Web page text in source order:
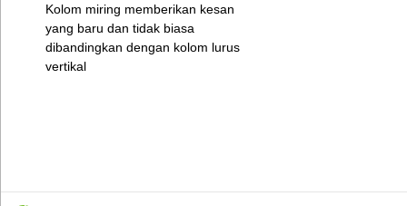
Kolom miring memberikan kesan
yang baru dan tidak biasa
dibandingkan dengan kolom lurus
vertikal